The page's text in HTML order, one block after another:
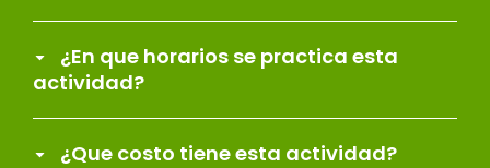
¿En que horarios se practica esta
actividad?
¿Que costo tiene esta actividad?